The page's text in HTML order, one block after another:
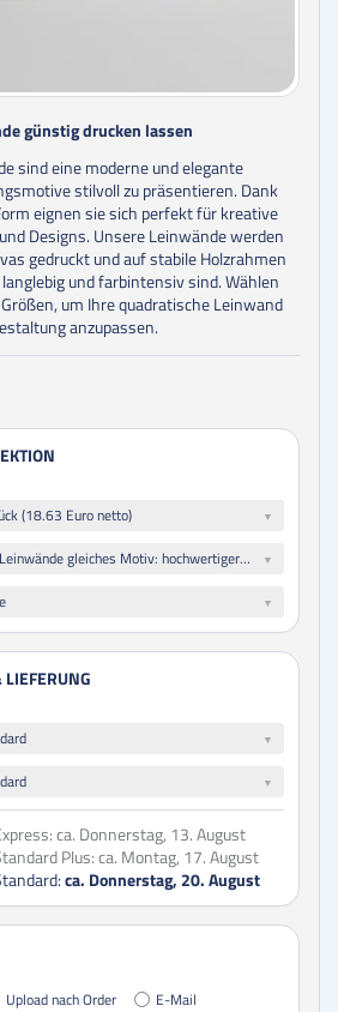
günstig drucken lassen
sind eine moderne und elegante
stilvoll zu präsentieren. Dank
eignen sie sich perfekt für kreative
Designs. Unsere Leinwände werden
gedruckt und auf stabile Holzrahmen
und farbintensiv sind. Wählen
um Ihre quadratische Leinwand
anzupassen.
(18.63 Euro netto)
Alle Leinwände gleiches Motiv: hochwertiger Qualitätsdruck glänzend auf 260 g/m² Polyester Stretch-Canvas weiß
ca. Donnerstag, 13. August
Plus:ca. Montag, 17. August
ca. Donnerstag, 20. August
Upload nach Order
E-Mail